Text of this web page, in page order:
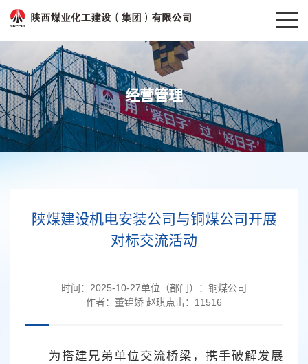
经营管理
陕煤建设机电安装公司与铜煤公司开展
对标交流活动
时间： 2025-10-27单位（部门）： 铜煤公司
作者： 董锦娇 赵琪点击： 11516
为搭建兄弟单位交流桥梁，携手破解发展